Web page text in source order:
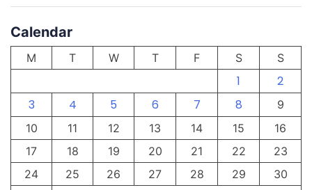
Calendar
M T W T F S S
1
2
3
4 5 6 7 8
9
10
11 12 13 14 15
16
17
18 19 20 21 22
23
24
25 26 27 28 29
30